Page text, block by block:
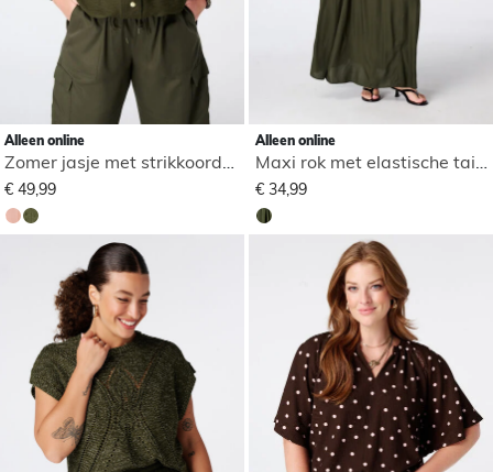
Alleen online
Zomer jasje met strikkoorden
€ 49,99
Alleen online
Maxi rok met elastische taille
€ 34,99